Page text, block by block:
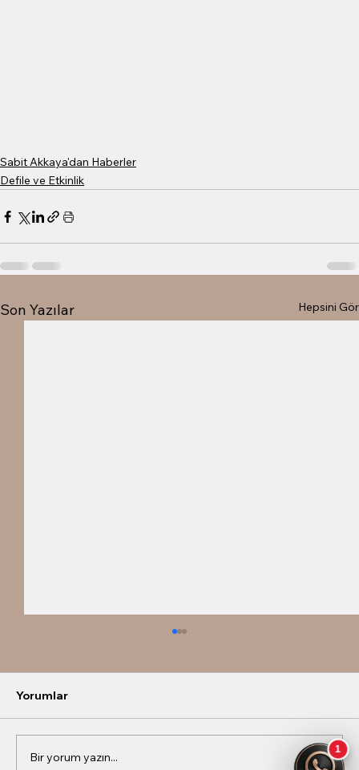
Sabit Akkaya'dan Haberler
Defile ve Etkinlik
Son Yazılar Hepsini Gör
Yorumlar
Bir yorum yazın...